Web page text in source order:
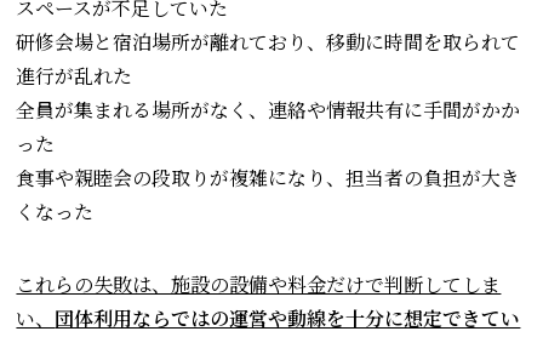
スペースが不足していた
研修会場と宿泊場所が離れており、移動に時間を取られて
進行が乱れた
全員が集まれる場所がなく、連絡や情報共有に手間がかか
った
食事や親睦会の段取りが複雑になり、担当者の負担が大き
くなった
これらの失敗は、施設の設備や料金だけで判断してしま
い、 団体利用ならではの運営や動線を十分に想定できてい